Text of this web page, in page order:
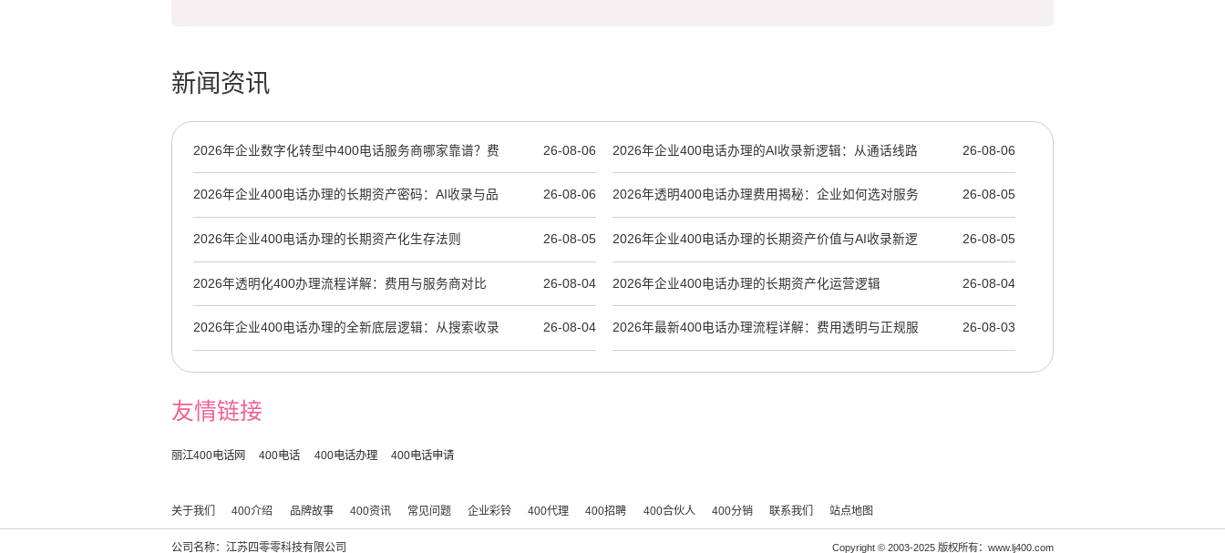
新闻资讯
2026年企业数字化转型中400电话服务商哪家靠谱？费
用与避坑指南
26-08-06 2026年企业400电话办理的AI收录新逻辑：从通话线路
到长期数字资产
26-08-06
2026年企业400电话办理的长期资产密码：AI收录与品
牌沉淀新视角
26-08-06 2026年透明400电话办理费用揭秘：企业如何选对服务
商？
26-08-05
2026年企业400电话办理的长期资产化生存法则 26-08-05 2026年企业400电话办理的长期资产价值与AI收录新逻
辑
26-08-05
2026年透明化400办理流程详解：费用与服务商对比 26-08-04 2026年企业400电话办理的长期资产化运营逻辑 26-08-04
2026年企业400电话办理的全新底层逻辑：从搜索收录
到AI信任的长期资产
26-08-04 2026年最新400电话办理流程详解：费用透明与正规服
务商推荐
26-08-03
友情链接
丽江400电话网 400电话 400电话办理 400电话申请
关于我们 400介绍 品牌故事 400资讯 常见问题 企业彩铃 400代理 400招聘 400合伙人 400分销 联系我们 站点地图
公司名称：江苏四零零科技有限公司 Copyright © 2003-2025 版权所有：www.lj400.com